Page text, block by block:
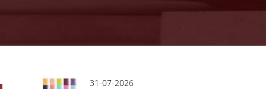
31-07-2026